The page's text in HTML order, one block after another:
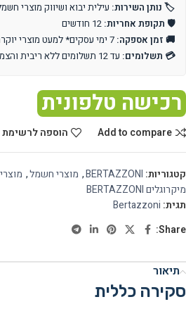
🏷️ נותן השירות: עילית יבוא ושיווק מוצרי
🛡️ תקופת אחריות:
🚚 זמן אספקה:
💳 תשלומים: עד 12 תשלומים ללא ריבית והצמדה
רכישה טלפונית
Add to compare הוספה
קטגוריות: BERTAZZONI
, מוצרי חשמל,
מיקרוגלים BERTAZZONI
תגית: Bertazzoni
Share:
תיאור
סקירה כללית